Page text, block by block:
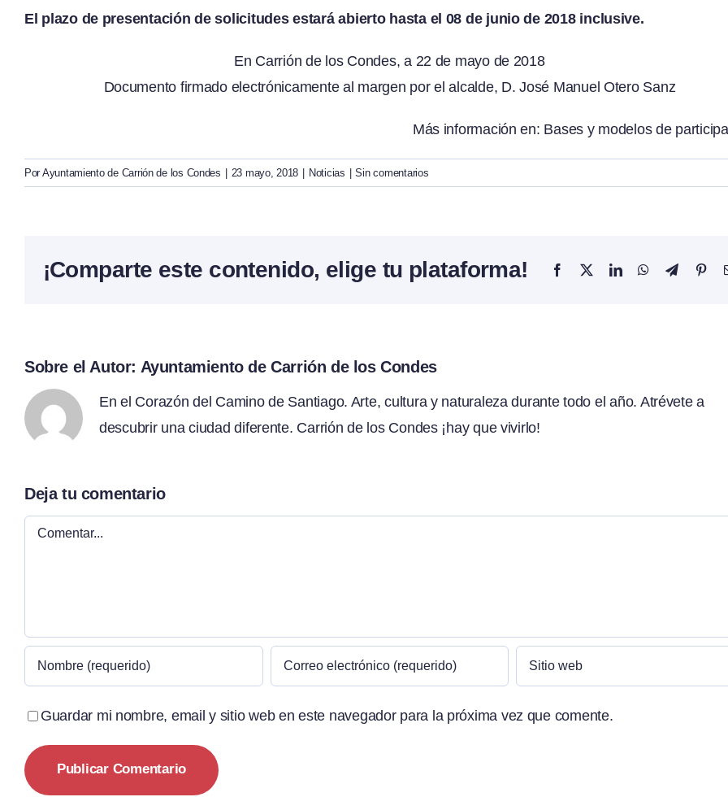
El plazo de presentación de solicitudes estará abierto hasta el 08 de junio de 2018 inclusive.
En Carrión de los Condes, a 22 de mayo de 2018
Documento firmado electrónicamente al margen por el alcalde, D. José Manuel Otero Sanz
Más información en: Bases y modelos de
Por Ayuntamiento de Carrión de los Condes | 23 mayo, 2018 | Noticias | Sin comentarios
¡Comparte este contenido, elige tu plataforma! Facebook
X LinkedInWhatsApp
Telegram
Sobre el Autor: Ayuntamiento de Carrión de los Condes
En el Corazón del Camino de Santiago. Arte, cultura y naturaleza durante todo el año. Atrévete a
descubrir una ciudad diferente. Carrión de los Condes ¡hay que vivirlo!
Deja tu comentario
Comentar
Guardar mi nombre, email y sitio web en este navegador para la próxima vez que comente.